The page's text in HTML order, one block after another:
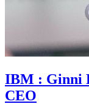
IBM : Ginni
CEO